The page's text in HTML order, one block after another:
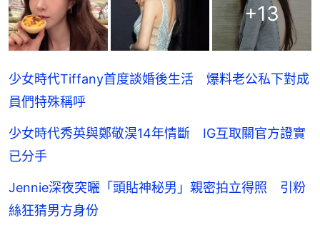
+13
少女時代Tiffany首度談婚後生活 爆料老公私下對成
員們特殊稱呼
少女時代秀英與鄭敬淏14年情斷 IG互取關官方證實
已分手
Jennie深夜突曬「頭貼神秘男」親密拍立得照 引粉
絲狂猜男方身份